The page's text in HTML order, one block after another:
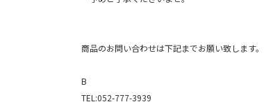
商品のお問い合わせは下記までお願い致します。
B
TEL:052-777-3939